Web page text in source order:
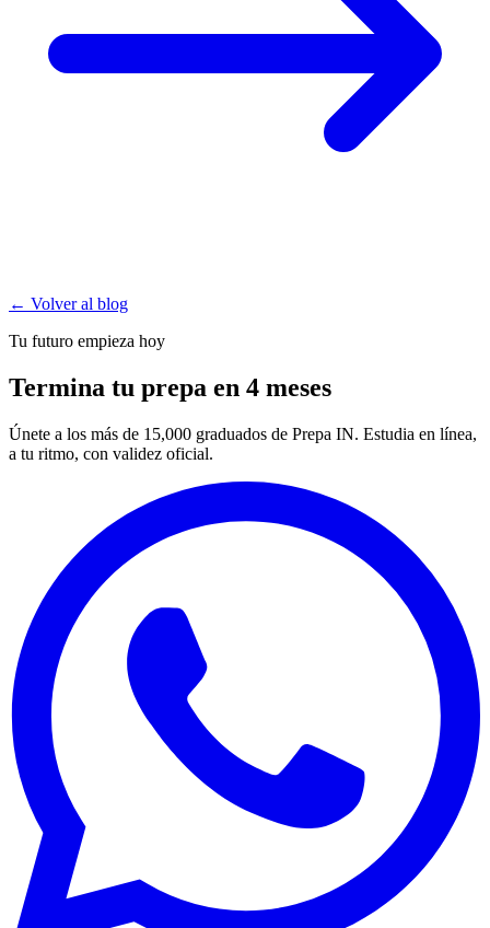
← Volver al blog
Tu futuro empieza hoy
Termina tu prepa en 4 meses
Únete a los más de 15,000 graduados de Prepa IN. Estudia en línea,
a tu ritmo, con validez oficial.